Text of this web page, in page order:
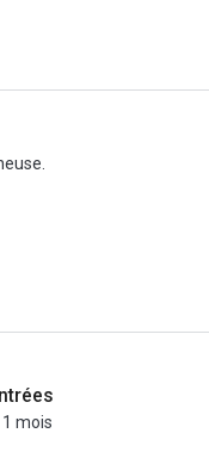
mois